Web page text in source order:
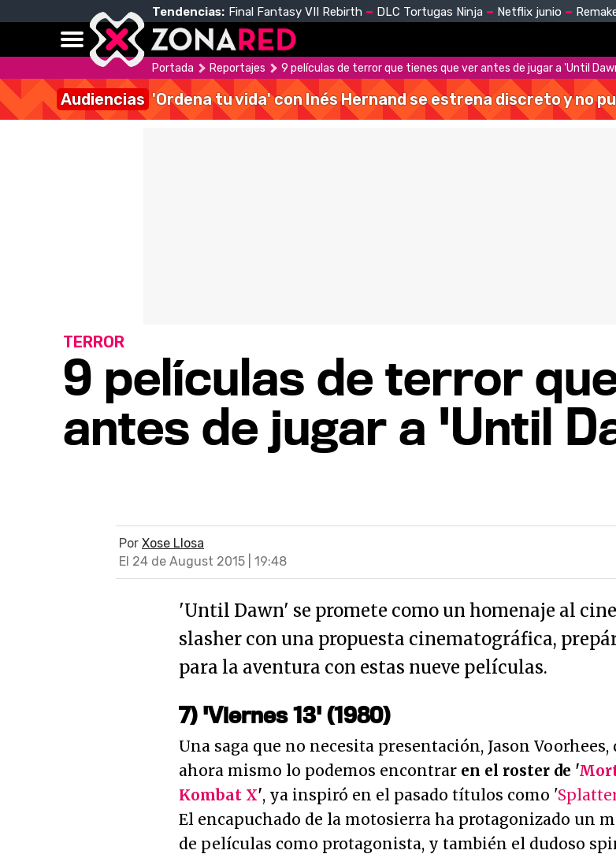
Tendencias: Final Fantasy VII Rebirth DLC Tortugas Ninja Netflix junio
Portada Reportajes 9 películas de terror que tienes que ver antes de jugar a 'Until
Audiencias 'Ordena tu vida' con Inés Hernand se estrena discreto y no
9 películas de terror
antes de jugar a 'Until
TERROR
Por Xose Llosa
El 24 de August 2015 | 19:48
'Until Dawn' se promete como un homenaje al cine
slasher con una propuesta cinematográfica,
para la aventura con estas nueve películas.
7) 'Viernes 13' (1980)
Una saga que no necesita presentación, Jason Voorhees,
ahora mismo lo podemos encontrar en el roster de '
Kombat X', ya inspiró en el pasado títulos como '
El encapuchado de la motosierra ha protagonizado un
de películas como protagonista, y también el dudoso